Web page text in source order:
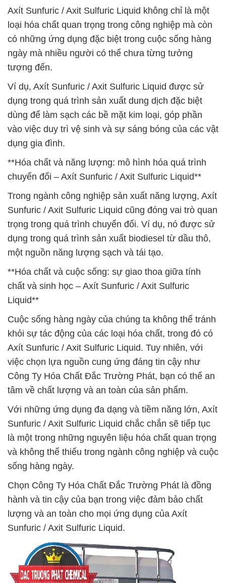
Axít Sunfuric / Axit Sulfuric Liquid không chỉ là một
loại hóa chất quan trọng trong công nghiệp mà còn
có những ứng dụng đặc biệt trong cuộc sống hàng
ngày mà nhiều người có thể chưa từng tưởng
tượng đến.
Ví dụ, Axít Sunfuric / Axit Sulfuric Liquid được sử
dụng trong quá trình sản xuất dung dịch đặc biệt
dùng để làm sạch các bề mặt kim loại, góp phần
vào việc duy trì vệ sinh và sự sáng bóng của các vật
dụng gia đình.
**Hóa chất và năng lượng: mô hình hóa quá trình
chuyển đổi – Axít Sunfuric / Axit Sulfuric Liquid**
Trong ngành công nghiệp sản xuất năng lượng, Axít
Sunfuric / Axit Sulfuric Liquid cũng đóng vai trò quan
trọng trong quá trình chuyển đổi. Ví dụ, nó được sử
dụng trong quá trình sản xuất biodiesel từ dầu thô,
một nguồn năng lượng sạch và tái tạo.
**Hóa chất và cuộc sống: sự giao thoa giữa tính
chất và sinh học – Axít Sunfuric / Axit Sulfuric
Liquid**
Cuộc sống hàng ngày của chúng ta không thể tránh
khỏi sự tác động của các loại hóa chất, trong đó có
Axít Sunfuric / Axit Sulfuric Liquid. Tuy nhiên, với
việc chọn lựa nguồn cung ứng đáng tin cậy như
Công Ty Hóa Chất Đắc Trường Phát, bạn có thể an
tâm về chất lượng và an toàn của sản phẩm.
Với những ứng dụng đa dạng và tiềm năng lớn, Axít
Sunfuric / Axit Sulfuric Liquid chắc chắn sẽ tiếp tục
là một trong những nguyên liệu hóa chất quan trọng
và không thể thiếu trong ngành công nghiệp và cuộc
sống hàng ngày.
Chọn Công Ty Hóa Chất Đắc Trường Phát là đồng
hành và tin cậy của bạn trong việc đảm bảo chất
lượng và an toàn cho mọi ứng dụng của Axít
Sunfuric / Axit Sulfuric Liquid.